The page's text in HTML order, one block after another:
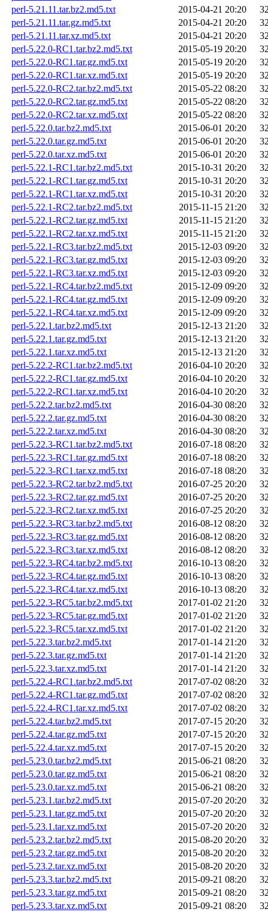
perl-5.21.11.tar.bz2.md5.txt
2015-04-21 20:20
perl-5.21.11.tar.gz.md5.txt
2015-04-21 20:20
perl-5.21.11.tar.xz.md5.txt
2015-04-21 20:20
perl-5.22.0-RC1.tar.bz2.md5.txt
2015-05-19 20:20
perl-5.22.0-RC1.tar.gz.md5.txt
2015-05-19 20:20
perl-5.22.0-RC1.tar.xz.md5.txt
2015-05-19 20:20
perl-5.22.0-RC2.tar.bz2.md5.txt
2015-05-22 08:20
perl-5.22.0-RC2.tar.gz.md5.txt
2015-05-22 08:20
perl-5.22.0-RC2.tar.xz.md5.txt
2015-05-22 08:20
perl-5.22.0.tar.bz2.md5.txt
2015-06-01 20:20
perl-5.22.0.tar.gz.md5.txt
2015-06-01 20:20
perl-5.22.0.tar.xz.md5.txt
2015-06-01 20:20
perl-5.22.1-RC1.tar.bz2.md5.txt
2015-10-31 20:20
perl-5.22.1-RC1.tar.gz.md5.txt
2015-10-31 20:20
perl-5.22.1-RC1.tar.xz.md5.txt
2015-10-31 20:20
perl-5.22.1-RC2.tar.bz2.md5.txt
2015-11-15 21:20
perl-5.22.1-RC2.tar.gz.md5.txt
2015-11-15 21:20
perl-5.22.1-RC2.tar.xz.md5.txt
2015-11-15 21:20
perl-5.22.1-RC3.tar.bz2.md5.txt
2015-12-03 09:20
perl-5.22.1-RC3.tar.gz.md5.txt
2015-12-03 09:20
perl-5.22.1-RC3.tar.xz.md5.txt
2015-12-03 09:20
perl-5.22.1-RC4.tar.bz2.md5.txt
2015-12-09 09:20
perl-5.22.1-RC4.tar.gz.md5.txt
2015-12-09 09:20
perl-5.22.1-RC4.tar.xz.md5.txt
2015-12-09 09:20
perl-5.22.1.tar.bz2.md5.txt
2015-12-13 21:20
perl-5.22.1.tar.gz.md5.txt
2015-12-13 21:20
perl-5.22.1.tar.xz.md5.txt
2015-12-13 21:20
perl-5.22.2-RC1.tar.bz2.md5.txt
2016-04-10 20:20
perl-5.22.2-RC1.tar.gz.md5.txt
2016-04-10 20:20
perl-5.22.2-RC1.tar.xz.md5.txt
2016-04-10 20:20
perl-5.22.2.tar.bz2.md5.txt
2016-04-30 08:20
perl-5.22.2.tar.gz.md5.txt
2016-04-30 08:20
perl-5.22.2.tar.xz.md5.txt
2016-04-30 08:20
perl-5.22.3-RC1.tar.bz2.md5.txt
2016-07-18 08:20
perl-5.22.3-RC1.tar.gz.md5.txt
2016-07-18 08:20
perl-5.22.3-RC1.tar.xz.md5.txt
2016-07-18 08:20
perl-5.22.3-RC2.tar.bz2.md5.txt
2016-07-25 20:20
perl-5.22.3-RC2.tar.gz.md5.txt
2016-07-25 20:20
perl-5.22.3-RC2.tar.xz.md5.txt
2016-07-25 20:20
perl-5.22.3-RC3.tar.bz2.md5.txt
2016-08-12 08:20
perl-5.22.3-RC3.tar.gz.md5.txt
2016-08-12 08:20
perl-5.22.3-RC3.tar.xz.md5.txt
2016-08-12 08:20
perl-5.22.3-RC4.tar.bz2.md5.txt
2016-10-13 08:20
perl-5.22.3-RC4.tar.gz.md5.txt
2016-10-13 08:20
perl-5.22.3-RC4.tar.xz.md5.txt
2016-10-13 08:20
perl-5.22.3-RC5.tar.bz2.md5.txt
2017-01-02 21:20
perl-5.22.3-RC5.tar.gz.md5.txt
2017-01-02 21:20
perl-5.22.3-RC5.tar.xz.md5.txt
2017-01-02 21:20
perl-5.22.3.tar.bz2.md5.txt
2017-01-14 21:20
perl-5.22.3.tar.gz.md5.txt
2017-01-14 21:20
perl-5.22.3.tar.xz.md5.txt
2017-01-14 21:20
perl-5.22.4-RC1.tar.bz2.md5.txt
2017-07-02 08:20
perl-5.22.4-RC1.tar.gz.md5.txt
2017-07-02 08:20
perl-5.22.4-RC1.tar.xz.md5.txt
2017-07-02 08:20
perl-5.22.4.tar.bz2.md5.txt
2017-07-15 20:20
perl-5.22.4.tar.gz.md5.txt
2017-07-15 20:20
perl-5.22.4.tar.xz.md5.txt
2017-07-15 20:20
perl-5.23.0.tar.bz2.md5.txt
2015-06-21 08:20
perl-5.23.0.tar.gz.md5.txt
2015-06-21 08:20
perl-5.23.0.tar.xz.md5.txt
2015-06-21 08:20
perl-5.23.1.tar.bz2.md5.txt
2015-07-20 20:20
perl-5.23.1.tar.gz.md5.txt
2015-07-20 20:20
perl-5.23.1.tar.xz.md5.txt
2015-07-20 20:20
perl-5.23.2.tar.bz2.md5.txt
2015-08-20 20:20
perl-5.23.2.tar.gz.md5.txt
2015-08-20 20:20
perl-5.23.2.tar.xz.md5.txt
2015-08-20 20:20
perl-5.23.3.tar.bz2.md5.txt
2015-09-21 08:20
perl-5.23.3.tar.gz.md5.txt
2015-09-21 08:20
perl-5.23.3.tar.xz.md5.txt
2015-09-21 08:20